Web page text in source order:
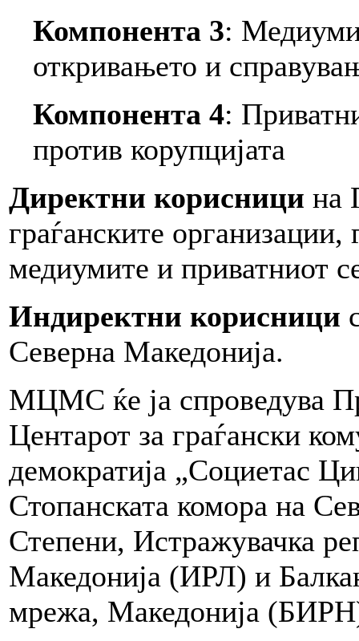
Компонента 3:
откривањето и
Компонента 4:
против корупцијата
Директни корисници на
граѓанските организации,
медиумите и приватниот
Индиректни корисници
Северна Македонија.
МЦМС ќе ја спроведува
Центарот за граѓански
демократија „Социетас
Стопанската комора на
Степени, Истражувачка
Македонија (ИРЛ) и
мрежа, Македонија